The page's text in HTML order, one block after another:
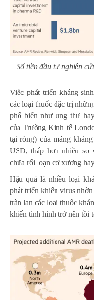
Số tiền đầu tư nghiên
Việc phát triển kháng
các loại thuốc đặc trị
phổ biến như ung thư
của Trường Kinh tế
tại ròng) của mảng
USD, thấp hơn nhiều so
chữa rối loạn cơ xương
Hậu quả là nhiều loại
phát triển khiến virus
tràn lan các loại thuốc
khiến tình hình trở nên tồi